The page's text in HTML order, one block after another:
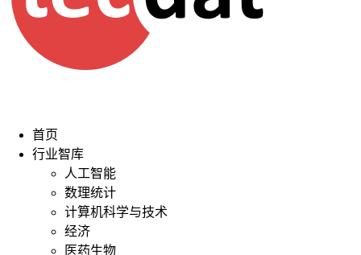
首页
行业智库
人工智能
数理统计
计算机科学与技术
经济
医药生物